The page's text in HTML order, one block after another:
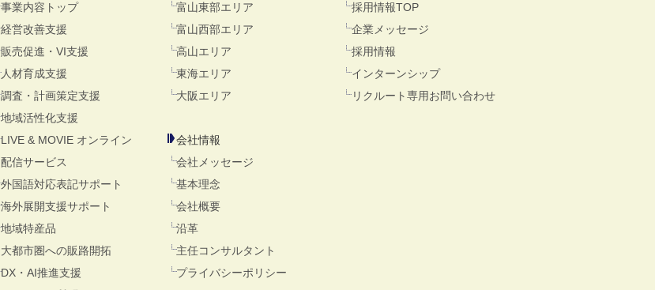
事業内容トップ
経営改善支援
販売促進・VI支援
人材育成支援
調査・計画策定支援
地域活性化支援
LIVE & MOVIE オンライン
配信サービス
外国語対応表記サポート
海外展開支援サポート
地域特産品
大都市圏への販路開拓
DX・AI推進支援
富山東部エリア
富山西部エリア
高山エリア
東海エリア
大阪エリア
会社情報
会社メッセージ
基本理念
会社概要
沿革
主任コンサルタント
プライバシーポリシー
採用情報TOP
企業メッセージ
採用情報
インターンシップ
リクルート専用お問い合わせ